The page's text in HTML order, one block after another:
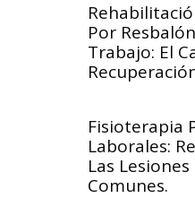
Por
Trabajo: El
Fisioterapia
Laborales:
Las
Comunes.